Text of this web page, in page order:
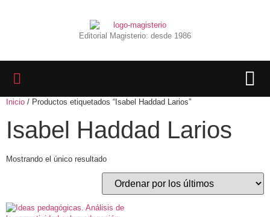
Editorial Magisterio: desde 1986
Inicio / Productos etiquetados “Isabel Haddad Larios”
Isabel Haddad Larios
Mostrando el único resultado